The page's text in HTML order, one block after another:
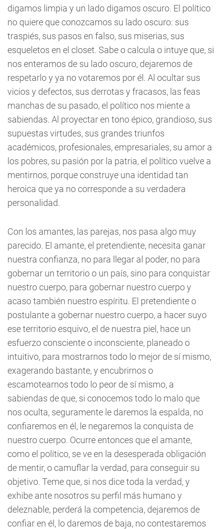
digamos limpia y un lado digamos oscuro. El político
no quiere que conozcamos su lado oscuro: sus
traspiés, sus pasos en falso, sus miserias, sus
esqueletos en el closet. Sabe o calcula o intuye que, si
nos enteramos de su lado oscuro, dejaremos de
respetarlo y ya no votaremos por él. Al ocultar sus
vicios y defectos, sus derrotas y fracasos, las feas
manchas de su pasado, el político nos miente a
sabiendas. Al proyectar en tono épico, grandioso, sus
supuestas virtudes, sus grandes triunfos
académicos, profesionales, empresariales, su amor a
los pobres, su pasión por la patria, el político vuelve a
mentirnos, porque construye una identidad tan
heroica que ya no corresponde a su verdadera
personalidad.
Con los amantes, las parejas, nos pasa algo muy
parecido. El amante, el pretendiente, necesita ganar
nuestra confianza, no para llegar al poder, no para
gobernar un territorio o un país, sino para conquistar
nuestro cuerpo, para gobernar nuestro cuerpo y
acaso también nuestro espíritu. El pretendiente o
postulante a gobernar nuestro cuerpo, a hacer suyo
ese territorio esquivo, el de nuestra piel, hace un
esfuerzo consciente o inconsciente, planeado o
intuitivo, para mostrarnos todo lo mejor de sí mismo,
exagerando bastante, y encubrirnos o
escamotearnos todo lo peor de sí mismo, a
sabiendas de que, si conocemos todo lo malo que
nos oculta, seguramente le daremos la espalda, no
confiaremos en él, le negaremos la conquista de
nuestro cuerpo. Ocurre entonces que el amante,
como el político, se ve en la desesperada obligación
de mentir, o camuflar la verdad, para conseguir su
objetivo. Teme que, si nos dice toda la verdad, y
exhibe ante nosotros su perfil más humano y
deleznable, perderá la competencia, dejaremos de
confiar en él, lo daremos de baja, no contestaremos